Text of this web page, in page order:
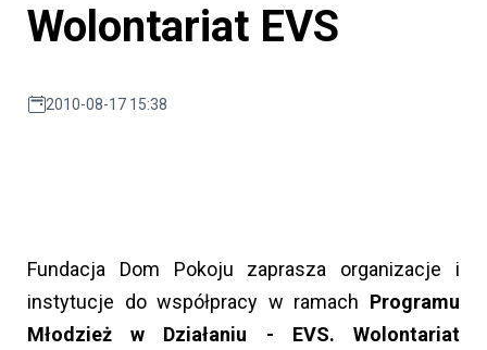
Wolontariat EVS
2010-08-17 15:38
Fundacja Dom Pokoju zaprasza organizacje i
instytucje do współpracy w ramach Programu
Młodzież w Działaniu - EVS. Wolontariat